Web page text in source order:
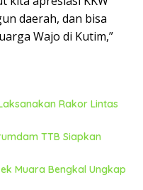
daerah, dan bisa
Wajo di Kutim,”
Rakor Lintas
TTB Siapkan
Muara Bengkal Ungkap